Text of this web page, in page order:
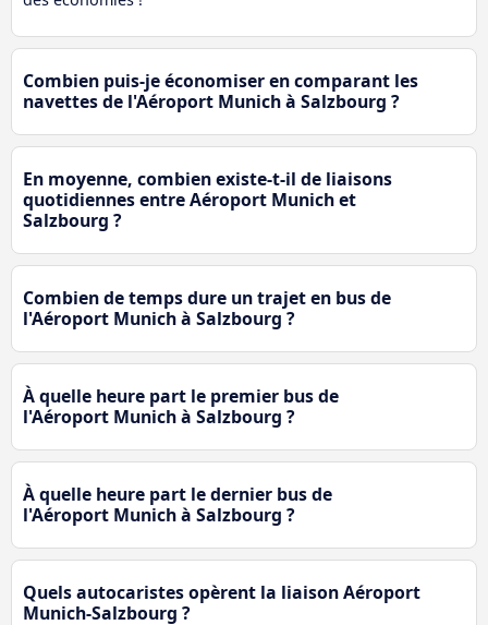
Combien puis-je économiser en comparant les
navettes de l'Aéroport Munich à Salzbourg ?
En moyenne, combien existe-t-il de liaisons
quotidiennes entre Aéroport Munich et
Salzbourg ?
Combien de temps dure un trajet en bus de
l'Aéroport Munich à Salzbourg ?
À quelle heure part le premier bus de
l'Aéroport Munich à Salzbourg ?
À quelle heure part le dernier bus de
l'Aéroport Munich à Salzbourg ?
Quels autocaristes opèrent la liaison Aéroport
Munich-Salzbourg ?